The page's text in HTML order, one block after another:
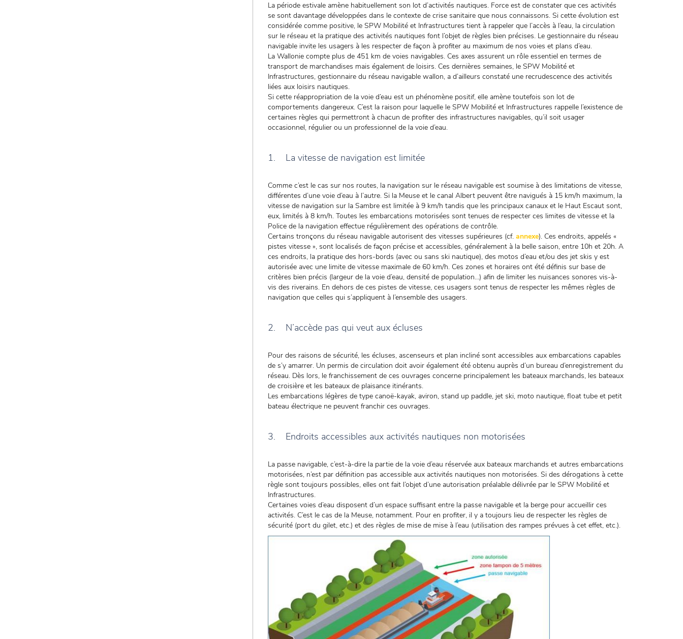
La période estivale amène habituellement son lot d’activités nautiques. Force est de constater que ces activités
se sont davantage développées dans le contexte de crise sanitaire que nous connaissons. Si cette évolution est
considérée comme positive, le SPW Mobilité et Infrastructures tient à rappeler que l’accès à l’eau, la circulation
sur le réseau et la pratique des activités nautiques font l’objet de règles bien précises. Le gestionnaire du réseau
navigable invite les usagers à les respecter de façon à profiter au maximum de nos voies et plans d’eau.
La Wallonie compte plus de 451 km de voies navigables. Ces axes assurent un rôle essentiel en termes de
transport de marchandises mais également de loisirs. Ces dernières semaines, le SPW Mobilité et
Infrastructures, gestionnaire du réseau navigable wallon, a d’ailleurs constaté une recrudescence des activités
liées aux loisirs nautiques.
Si cette réappropriation de la voie d’eau est un phénomène positif, elle amène toutefois son lot de
comportements dangereux. C’est la raison pour laquelle le SPW Mobilité et Infrastructures rappelle l’existence de
certaines règles qui permettront à chacun de profiter des infrastructures navigables, qu’il soit usager
occasionnel, régulier ou un professionnel de la voie d’eau.
1. La vitesse de navigation est limitée
Comme c’est le cas sur nos routes, la navigation sur le réseau navigable est soumise à des limitations de vitesse,
différentes d’une voie d’eau à l’autre. Si la Meuse et le canal Albert peuvent être navigués à 15 km/h maximum, la
vitesse de navigation sur la Sambre est limitée à 9 km/h tandis que les principaux canaux et le Haut Escaut sont,
eux, limités à 8 km/h. Toutes les embarcations motorisées sont tenues de respecter ces limites de vitesse et la
Police de la navigation effectue régulièrement des opérations de contrôle.
Certains tronçons du réseau navigable autorisent des vitesses supérieures (cf. annexe). Ces endroits, appelés «
pistes vitesse », sont localisés de façon précise et accessibles, généralement à la belle saison, entre 10h et 20h. A
ces endroits, la pratique des hors-bords (avec ou sans ski nautique), des motos d’eau et/ou des jet skis y est
autorisée avec une limite de vitesse maximale de 60 km/h. Ces zones et horaires ont été définis sur base de
critères bien précis (largeur de la voie d’eau, densité de population…) afin de limiter les nuisances sonores vis-à-
vis des riverains. En dehors de ces pistes de vitesse, ces usagers sont tenus de respecter les mêmes règles de
navigation que celles qui s’appliquent à l’ensemble des usagers.
2. N’accède pas qui veut aux écluses
Pour des raisons de sécurité, les écluses, ascenseurs et plan incliné sont accessibles aux embarcations capables
de s’y amarrer. Un permis de circulation doit avoir également été obtenu auprès d’un bureau d’enregistrement du
réseau. Dès lors, le franchissement de ces ouvrages concerne principalement les bateaux marchands, les bateaux
de croisière et les bateaux de plaisance itinérants.
Les embarcations légères de type canoë-kayak, aviron, stand up paddle, jet ski, moto nautique, float tube et petit
bateau électrique ne peuvent franchir ces ouvrages.
3. Endroits accessibles aux activités nautiques non motorisées
La passe navigable, c’est-à-dire la partie de la voie d’eau réservée aux bateaux marchands et autres embarcations
motorisées, n’est par définition pas accessible aux activités nautiques non motorisées. Si des dérogations à cette
règle sont toujours possibles, elles ont fait l’objet d’une autorisation préalable délivrée par le SPW Mobilité et
Infrastructures.
Certaines voies d’eau disposent d’un espace suffisant entre la passe navigable et la berge pour accueillir ces
activités. C’est le cas de la Meuse, notamment. Pour en profiter, il y a toujours lieu de respecter les règles de
sécurité (port du gilet, etc.) et des règles de mise de mise à l’eau (utilisation des rampes prévues à cet effet, etc.).